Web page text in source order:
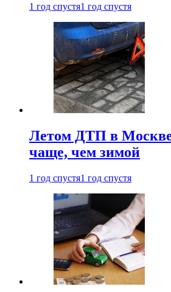
1 год спустя1 год спустя
Летом ДТП в
чаще, чем зимой
1 год спустя1 год спустя